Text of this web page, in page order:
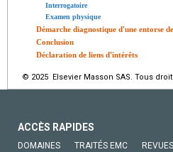
Interrogatoire
Examen physique
Démarche diagnostique d'une entorse
Conclusion
Déclaration de liens d'intérêts
© 2025 Elsevier Masson SAS. Tous
ACCÈS RAPIDES
DOMAINES TRAITÉS EMC REVUES